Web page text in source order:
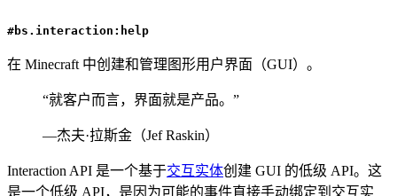
#bs.interaction:help
在 Minecraft 中创建和管理图形用户界面（GUI）。
“就客户而言，界面就是产品。”
—杰夫·拉斯金（Jef Raskin）
Interaction API 是一个基于交互实体创建 GUI 的低级 API。这
是一个低级 API，是因为可能的事件直接手动绑定到交互实